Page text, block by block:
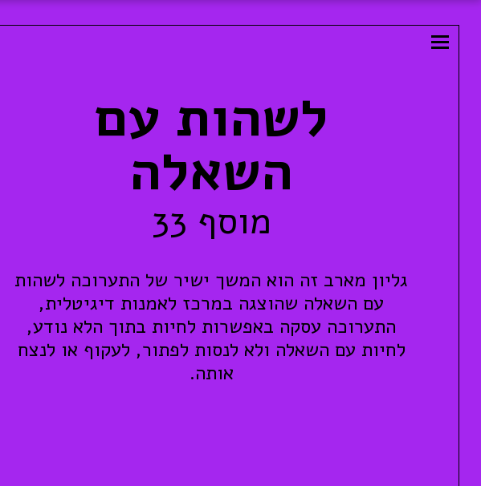
לשהות עם
השאלה
מוסף 33
גליון מארב זה הוא המשך ישיר של התערוכה לשהות
עם השאלה שהוצגה במרכז לאמנות דיגיטלית,
התערוכה עסקה באפשרות לחיות בתוך הלא נודע,
לחיות עם השאלה ולא לנסות לפתור, לעקוף או לנצח
אותה.